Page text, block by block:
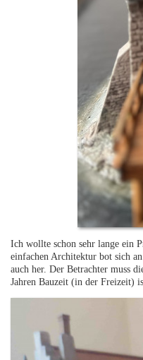
Ich wollte schon sehr lange ein
einfachen Architektur bot sich
auch her. Der Betrachter muss
Jahren Bauzeit (in der Freizeit)